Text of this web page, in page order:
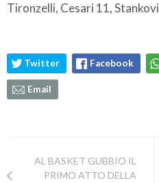
Tironzelli, Cesari 11,
Twitter Facebook
Email
AL BASKET GUBBIO IL
PRIMO ATTO DELLA